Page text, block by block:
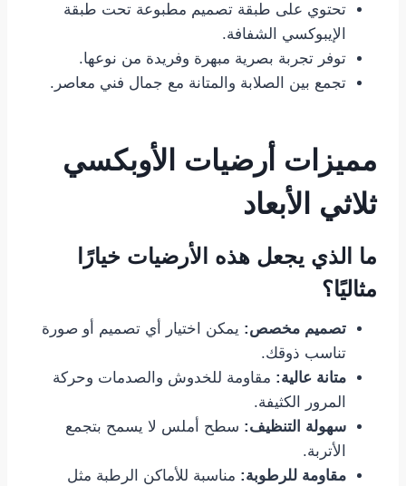
تحتوي على طبقة تصميم مطبوعة تحت طبقة
الإيبوكسي الشفافة.
توفر تجربة بصرية مبهرة وفريدة من نوعها.
تجمع بين الصلابة والمتانة مع جمال فني معاصر.
مميزات أرضيات الأوبكسي
ثلاثي الأبعاد
ما الذي يجعل هذه الأرضيات خيارًا
مثاليًا؟
تصميم مخصص: يمكن اختيار أي تصميم أو صورة
تناسب ذوقك.
متانة عالية: مقاومة للخدوش والصدمات وحركة
المرور الكثيفة.
سهولة التنظيف: سطح أملس لا يسمح بتجمع
الأتربة.
مقاومة للرطوبة: مناسبة للأماكن الرطبة مثل